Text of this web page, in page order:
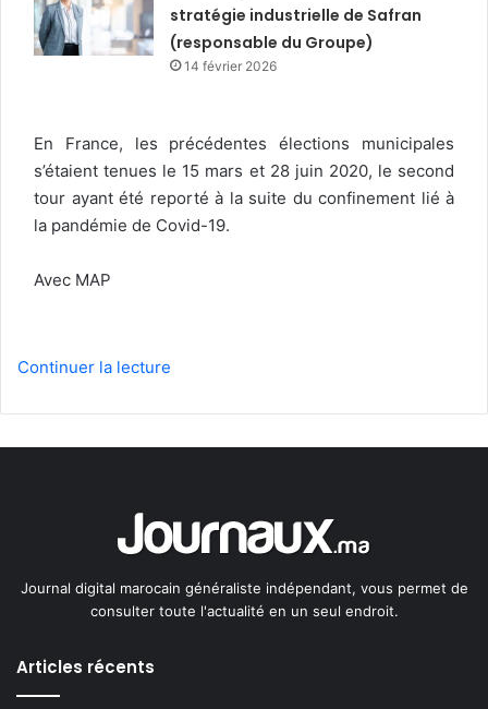
stratégie industrielle de Safran
(responsable du Groupe)
14 février 2026
En France, les précédentes élections municipales
s’étaient tenues le 15 mars et 28 juin 2020, le second
tour ayant été reporté à la suite du confinement lié à
la pandémie de Covid-19.
Avec MAP
Continuer la lecture
Journal digital marocain généraliste indépendant, vous permet de
consulter toute l'actualité en un seul endroit.
Articles récents